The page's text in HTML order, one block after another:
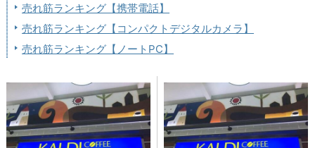
売れ筋ランキング【携帯電話】
売れ筋ランキング【コンパクトデジタルカメラ】
売れ筋ランキング【ノートPC】